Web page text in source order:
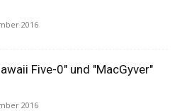
2016
Five-0" und "MacGyver"
2016